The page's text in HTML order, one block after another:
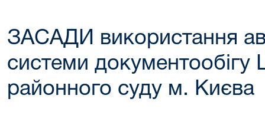
ЗАСАДИ використання
системи документообігу
районного суду м. Києва